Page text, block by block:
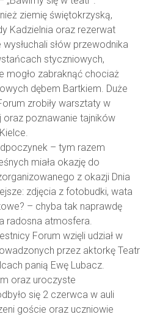
ziemię świętokrzyską,
Kadzielnia oraz rezerwat
słów przewodnika
styczniowych,
mogło zabraknąć chociaż
dębem Bartkiem. Duże
zrobiły warsztaty w
oraz poznawanie tajników
– tym razem
miała okazję do
z okazji Dnia
zdjęcia z fotobudki, wata
– chyba tak naprawdę
radosna atmosfera.
Forum wzięli udział w
przez aktorkę Teatr
panią Ewę Lubacz.
oraz uroczyste
się 2 czerwca w auli
goście oraz uczniowie